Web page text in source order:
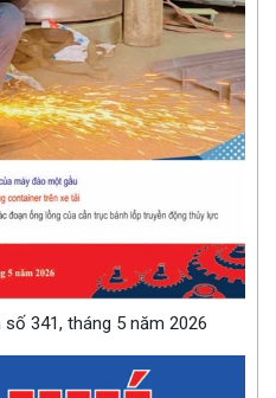
341, tháng 5 năm 2026